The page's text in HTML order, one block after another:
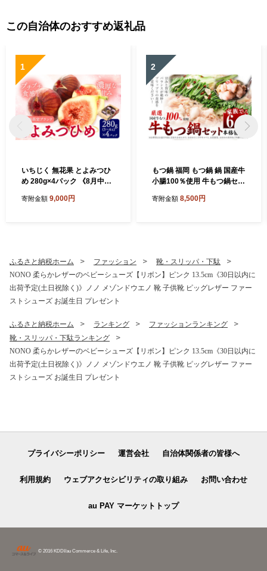
この自治体のおすすめ返礼品
1
いちじく 無花果 とよみつひ
め 280g×4パック 《8月中旬-
手町 福岡県産 いちじく フル
寄附金額 9,000円
2
もつ鍋 福岡 もつ鍋 鍋 国産牛
小腸100％使用 牛もつ鍋セッ
本格醤油味《30日以内に出
寄附金額 8,500円
ふるさと納税ホーム ファッション
靴・スリッパ・下駄
NONO 柔らかレザーのベビーシューズ【リボン】ピンク 13.5cm《30日以内に
出荷予定(土日祝除く)》ノノ メゾンドウエノ 靴 子供靴 ピッグレザー ファー
ストシューズ お誕生日 プレゼント
ふるさと納税ホーム ランキング
ファッションランキング
靴・スリッパ・下駄ランキング
NONO 柔らかレザーのベビーシューズ【リボン】ピンク 13.5cm《30日以内に
出荷予定(土日祝除く)》ノノ メゾンドウエノ 靴 子供靴 ピッグレザー ファー
ストシューズ お誕生日 プレゼント
プライバシーポリシー 運営会社 自治体関係者の皆様へ
利用規約 ウェブアクセシビリティの取り組み お問い合わせ
au PAY マーケットトップ
© 2016 KDDI/au Commerce & Life, Inc.